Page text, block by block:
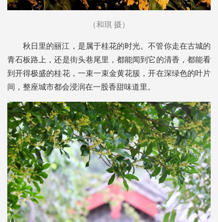
（和琪 摄）
秋日里的丽江，是属于桂花的时光。不管你走在古城的
青石板路上，还是街头巷尾里，都能闻到它的清香，都能看
到开得极盛的桂花，一束一束金黄花簇，开在深绿色的叶片
间，整座城市都会浸润在一股香甜味道里。